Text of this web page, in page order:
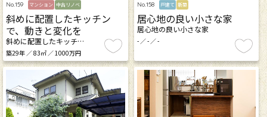
No.159 マンション 中古リノベ
斜めに配置したキッチン
で、動きと変化を
斜めに配置したキッチ…
築29年 ／ 83㎡ ／ 1000万円
No.158 戸建て 新築
居心地の良い小さな家
居心地の良い小さな家
- ／ - ／ -